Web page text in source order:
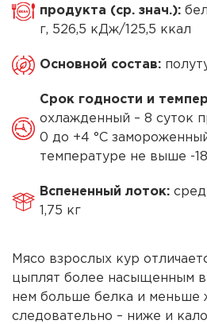
кур)продукта (ср. знач.):
г, 526,5 кДж/125,5 ккал
Основной состав:
Cрок годности и
охлажденный – 8 суток
0 до +4 °С
температуре не выше -
Вспененный лоток:
1,75 кг
Мясо взрослых кур
цыплят более насыщенным
нем больше белка и меньше
следовательно – ниже и